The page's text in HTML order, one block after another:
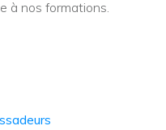
à nos formations.